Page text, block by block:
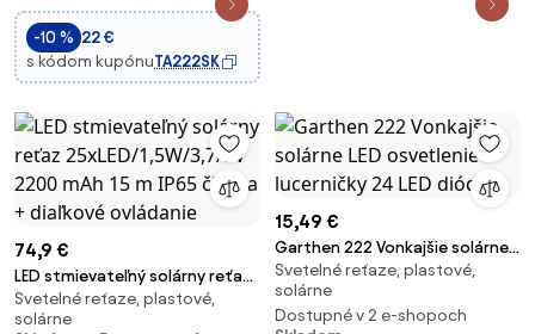
-10 % 22 €
s kódom kupónuTA222SK
74,9 €
LED stmievateľný solárny reťaz
25xLED/1,5W/3,7/5V 2200 mAh
15 m IP65 čierna + diaľkové
Svetelné reťaze, plastové,
solárne
15,49 €
Garthen 222 Vonkajšie solárne
LED osvetlenie - lucerničky 24
LED diód
Svetelné reťaze, plastové,
solárne
Dostupné v 2 e-shopoch